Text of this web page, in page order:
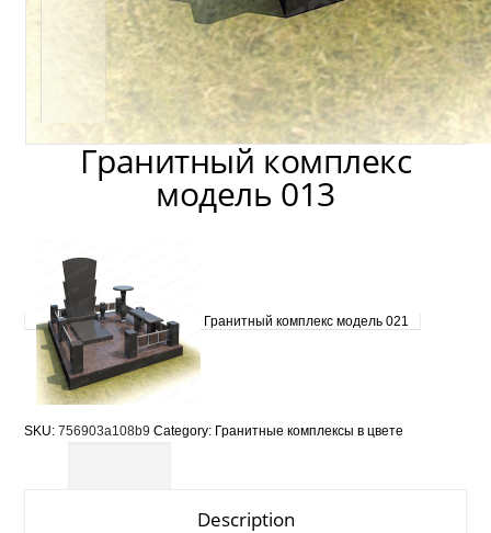
Гранитный комплекс
модель 013
Гранитный комплекс модель 021
SKU:756903a108b9 Category: Гранитные комплексы в цвете
Description